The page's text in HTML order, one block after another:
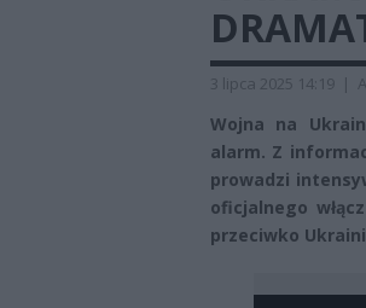
3 lipca 2025 14:19 |
Wojna na
alarm. Z
prowadzi
oficjalnego
przeciwko